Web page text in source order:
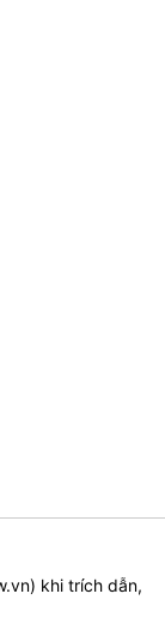
) khi trích dẫn,